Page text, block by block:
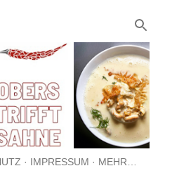
IMPRESSUM MEHR…